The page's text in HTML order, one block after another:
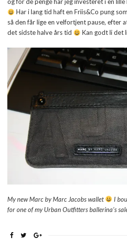
og for de penge har jeg investeret i en
Har i lang tid haft en Friis&Co pung
så den får lige en velfortjent pause,
det sidste halve års tid
Kan godt li det
My new Marc by Marc Jacobs wallet
I
for one of my Urban Outfitters ballerina’s